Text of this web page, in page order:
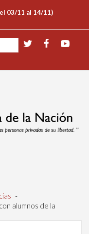
03/11 al 14/11)
-
alumnos de la